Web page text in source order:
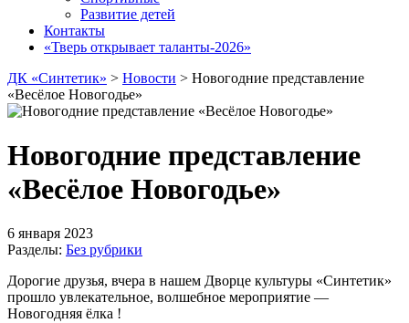
Развитие детей
Контакты
«Тверь открывает таланты-2026»
ДК «Синтетик» > Новости > Новогодние представление
«Весёлое Новогодье»
Новогодние представление
«Весёлое Новогодье»
6 января 2023
Разделы: Без рубрики
Дорогие друзья, вчера в нашем Дворце культуры «Синтетик»
прошло увлекательное, волшебное мероприятие —
Новогодняя ёлка !